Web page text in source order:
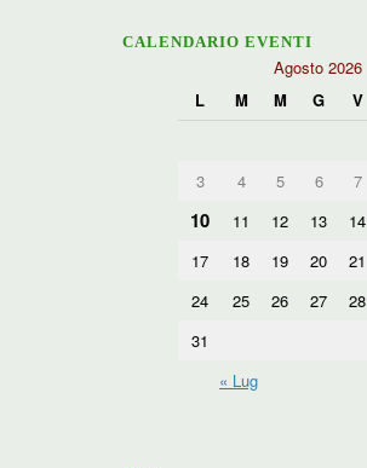
CALENDARIO EVENTI
Agosto 2026
L
M M G V
3
4 5 6 7
10 11 12 13 14
17
18 19 20 21
24
25 26 27 28
31
« Lug